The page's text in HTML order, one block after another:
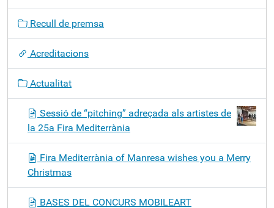
ó
Recull de premsa
Acreditacions
Actualitat
Sessió de “pitching” adreçada als artistes de
la 25a Fira Mediterrània
Fira Mediterrània of Manresa wishes you a Merry
Christmas
BASES DEL CONCURS MOBILEART